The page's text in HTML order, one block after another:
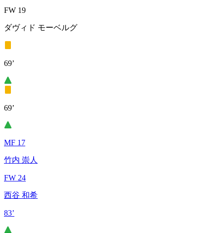
FW 19
ダヴィド モーベルグ
69’
69’
MF 17
竹内 崇人
FW 24
西谷 和希
83’